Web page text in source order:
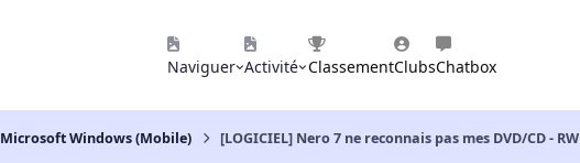
Naviguer Activité ClassementClubsChatbox
Microsoft Windows (Mobile) [LOGICIEL] Nero 7 ne reconnais pas mes DVD/CD - RW